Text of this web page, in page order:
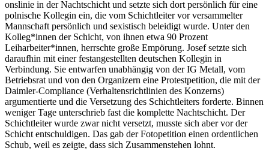
onslinie in der Nachtschicht und setzte sich dort persönlich für eine
polnische Kollegin ein, die vom Schichtleiter vor versammelter
Mann­schaft persönlich und sexistisch beleidigt wur­de. Unter den
Kolleg*innen der Schicht, von ihnen etwa 90 Prozent
Leiharbeiter*innen, herrschte große Empörung. Josef setzte sich
daraufhin mit einer festangestellten deutschen Kollegin in
Verbindung. Sie entwarfen unab­hängig von der IG Metall, vom
Betriebsrat und von den Organizern eine Protestpetition, die mit der
Daimler-Compliance (Verhaltensricht­linien des Konzerns)
argumentierte und die Versetzung des Schichtleiters forderte. Binnen
weniger Tage unterschrieb fast die komplette Nachtschicht. Der
Schichtleiter wurde zwar nicht versetzt, musste sich aber vor der
Schicht entschuldigen. Das gab der Fotopeti­tion einen ordentlichen
Schub, weil es zeigte, dass sich Zusammenstehen lohnt.